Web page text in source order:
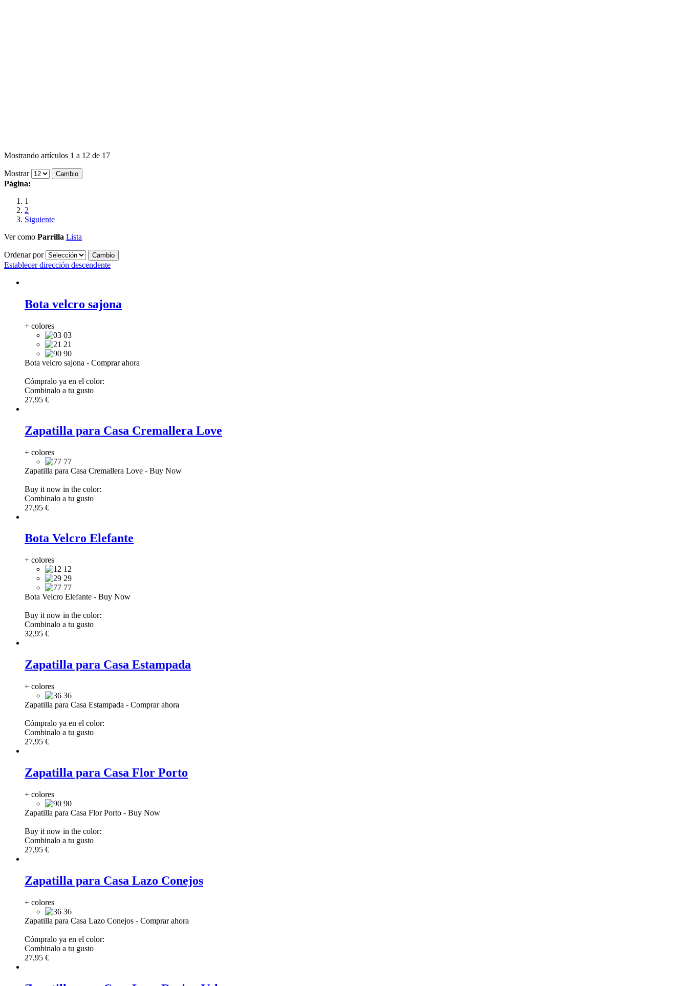
Mostrando artículos 1 a 12 de 17
Mostrar
Página:
1
2
Siguiente
Ver como Parrilla Lista
Ordenar por
Establecer dirección descendente
Bota velcro sajona
+ colores
03
21
90
Bota velcro sajona - Comprar ahora
Cómpralo ya en el color:
Combinalo a tu gusto
27,95 €
Zapatilla para Casa Cremallera Love
+ colores
77
Zapatilla para Casa Cremallera Love - Buy Now
Buy it now in the color:
Combinalo a tu gusto
27,95 €
Bota Velcro Elefante
+ colores
12
29
77
Bota Velcro Elefante - Buy Now
Buy it now in the color:
Combinalo a tu gusto
32,95 €
Zapatilla para Casa Estampada
+ colores
36
Zapatilla para Casa Estampada - Comprar ahora
Cómpralo ya en el color:
Combinalo a tu gusto
27,95 €
Zapatilla para Casa Flor Porto
+ colores
90
Zapatilla para Casa Flor Porto - Buy Now
Buy it now in the color:
Combinalo a tu gusto
27,95 €
Zapatilla para Casa Lazo Conejos
+ colores
36
Zapatilla para Casa Lazo Conejos - Comprar ahora
Cómpralo ya en el color:
Combinalo a tu gusto
27,95 €